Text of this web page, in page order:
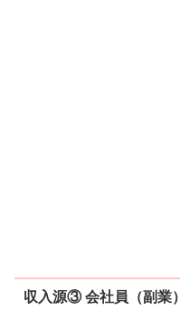
収入源③ 会社員（副業）